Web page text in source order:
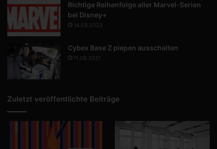
Richtige Reihenfolge aller Marvel-Serien
bei Disney+
14.03.2022
Cybex Base Z piepen ausschalten
11.08.2021
Zuletzt veröffentlichte Beiträge